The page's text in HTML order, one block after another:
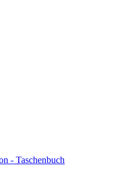
- Taschenbuch